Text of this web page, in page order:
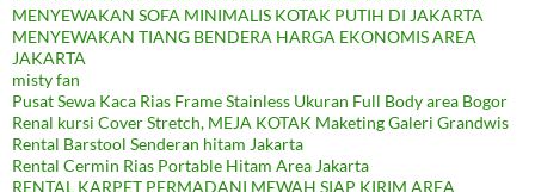
MENYEWAKAN SOFA MINIMALIS KOTAK PUTIH DI JAKARTA
MENYEWAKAN TIANG BENDERA HARGA EKONOMIS AREA
JAKARTA
misty fan
Pusat Sewa Kaca Rias Frame Stainless Ukuran Full Body area Bogor
Renal kursi Cover Stretch, MEJA KOTAK Maketing Galeri Grandwis
Rental Barstool Senderan hitam Jakarta
Rental Cermin Rias Portable Hitam Area Jakarta
RENTAL KARPET PERMADANI MEWAH SIAP KIRIM AREA